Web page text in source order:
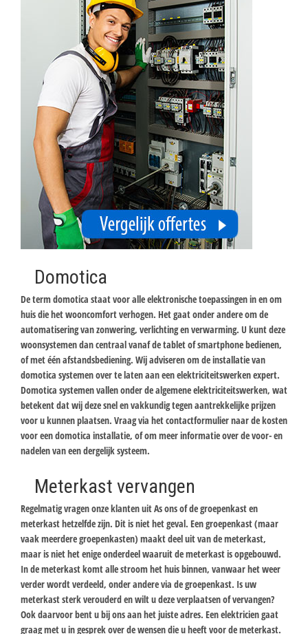
Domotica
De term domotica staat voor alle elektronische toepassingen in en om
huis die het wooncomfort verhogen. Het gaat onder andere om de
automatisering van zonwering, verlichting en verwarming. U kunt deze
woonsystemen dan centraal vanaf de tablet of smartphone bedienen,
of met één afstandsbediening. Wij adviseren om de installatie van
domotica systemen over te laten aan een elektriciteitswerken expert.
Domotica systemen vallen onder de algemene elektriciteitswerken, wat
betekent dat wij deze snel en vakkundig tegen aantrekkelijke prijzen
voor u kunnen plaatsen. Vraag via het contactformulier naar de kosten
voor een domotica installatie, of om meer informatie over de voor- en
nadelen van een dergelijk systeem.
Meterkast vervangen
Regelmatig vragen onze klanten uit As ons of de groepenkast en
meterkast hetzelfde zijn. Dit is niet het geval. Een groepenkast (maar
vaak meerdere groepenkasten) maakt deel uit van de meterkast,
maar is niet het enige onderdeel waaruit de meterkast is opgebouwd.
In de meterkast komt alle stroom het huis binnen, vanwaar het weer
verder wordt verdeeld, onder andere via de groepenkast. Is uw
meterkast sterk verouderd en wilt u deze verplaatsen of vervangen?
Ook daarvoor bent u bij ons aan het juiste adres. Een elektricien gaat
graag met u in gesprek over de wensen die u heeft voor de meterkast.